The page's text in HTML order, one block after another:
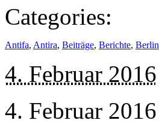
Categories:
Antifa, Antira, Beiträge, Berichte, Berlin
4. Februar 2016
4. Februar 2016